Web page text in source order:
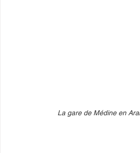
La gare de Médine en